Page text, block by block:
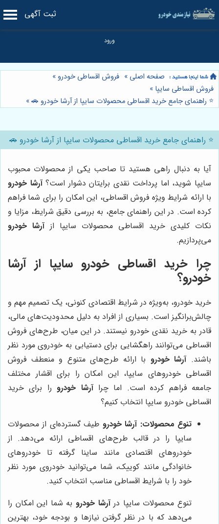
ثبت آگهی
صفحه اصلی » فروش اقساطی خودرو »
فروش اقساطی سایپا »
⭐️ راهنمای جامع خرید اقساطی محصولات سایپا از آرشا خودرو 🚗»
⭐️ راهنمای جامع خرید اقساطی محصولات سایپا از آرشا خودرو 🚗
آیا به دنبال راهی هستید تا صاحب یکی از محصولات محبوب
سایپا شوید، اما پرداخت نقدی برایتان دشوار است؟آرشا خودرو
با ارائه شرایط ویژه فروش اقساطی، این امکان را برای شما فراهم
کرده است. در این راهنمای جامع، به بررسی دقیق شرایط، مزایا و
نکات کلیدی خرید اقساطی محصولات سایپا ازآرشا خودرو
می‌پردازیم.
چرا خرید اقساطی خودرو سایپا از آرشا
خودرو؟
خرید خودرو، به‌ویژه در شرایط اقتصادی کنونی، یک تصمیم مهم و
چالش‌برانگیز است. بسیاری از افراد به دلیل محدودیت‌های مالی،
قادر به خرید نقدی خودرو نیستند. در این میان، طرح‌های فروش
اقساطی می‌توانند راهگشایی برای دستیابی به خودروی مورد نظر
باشند.آرشا خودرو با ارائه طرح‌های متنوع و منعطف فروش
اقساطی خودروهای سایپا، این امکان را برای اقشار مختلف
جامعه فراهم کرده است. اما چراآرشا خودرو را برای خرید
اقساطی خودرو سایپا انتخاب کنیم؟
تنوع محصولات: آرشا خودرو طیف گسترده‌ای از محصولات
سایپا را در قالب طرح‌های اقساطی ارائه می‌دهد. از
خودروهای اقتصادی مانند ساینا گرفته تا خودروهای
خانوادگی مانند کوییک، شما می‌توانید خودروی مورد نظر
خود را با شرایط اقساطی مناسب انتخاب کنید.
تنوع محصولات سایپا درآرشا خودرو به شما این امکان را
می‌دهد که با در نظر گرفتن نیازها و بودجه خود، بهترین